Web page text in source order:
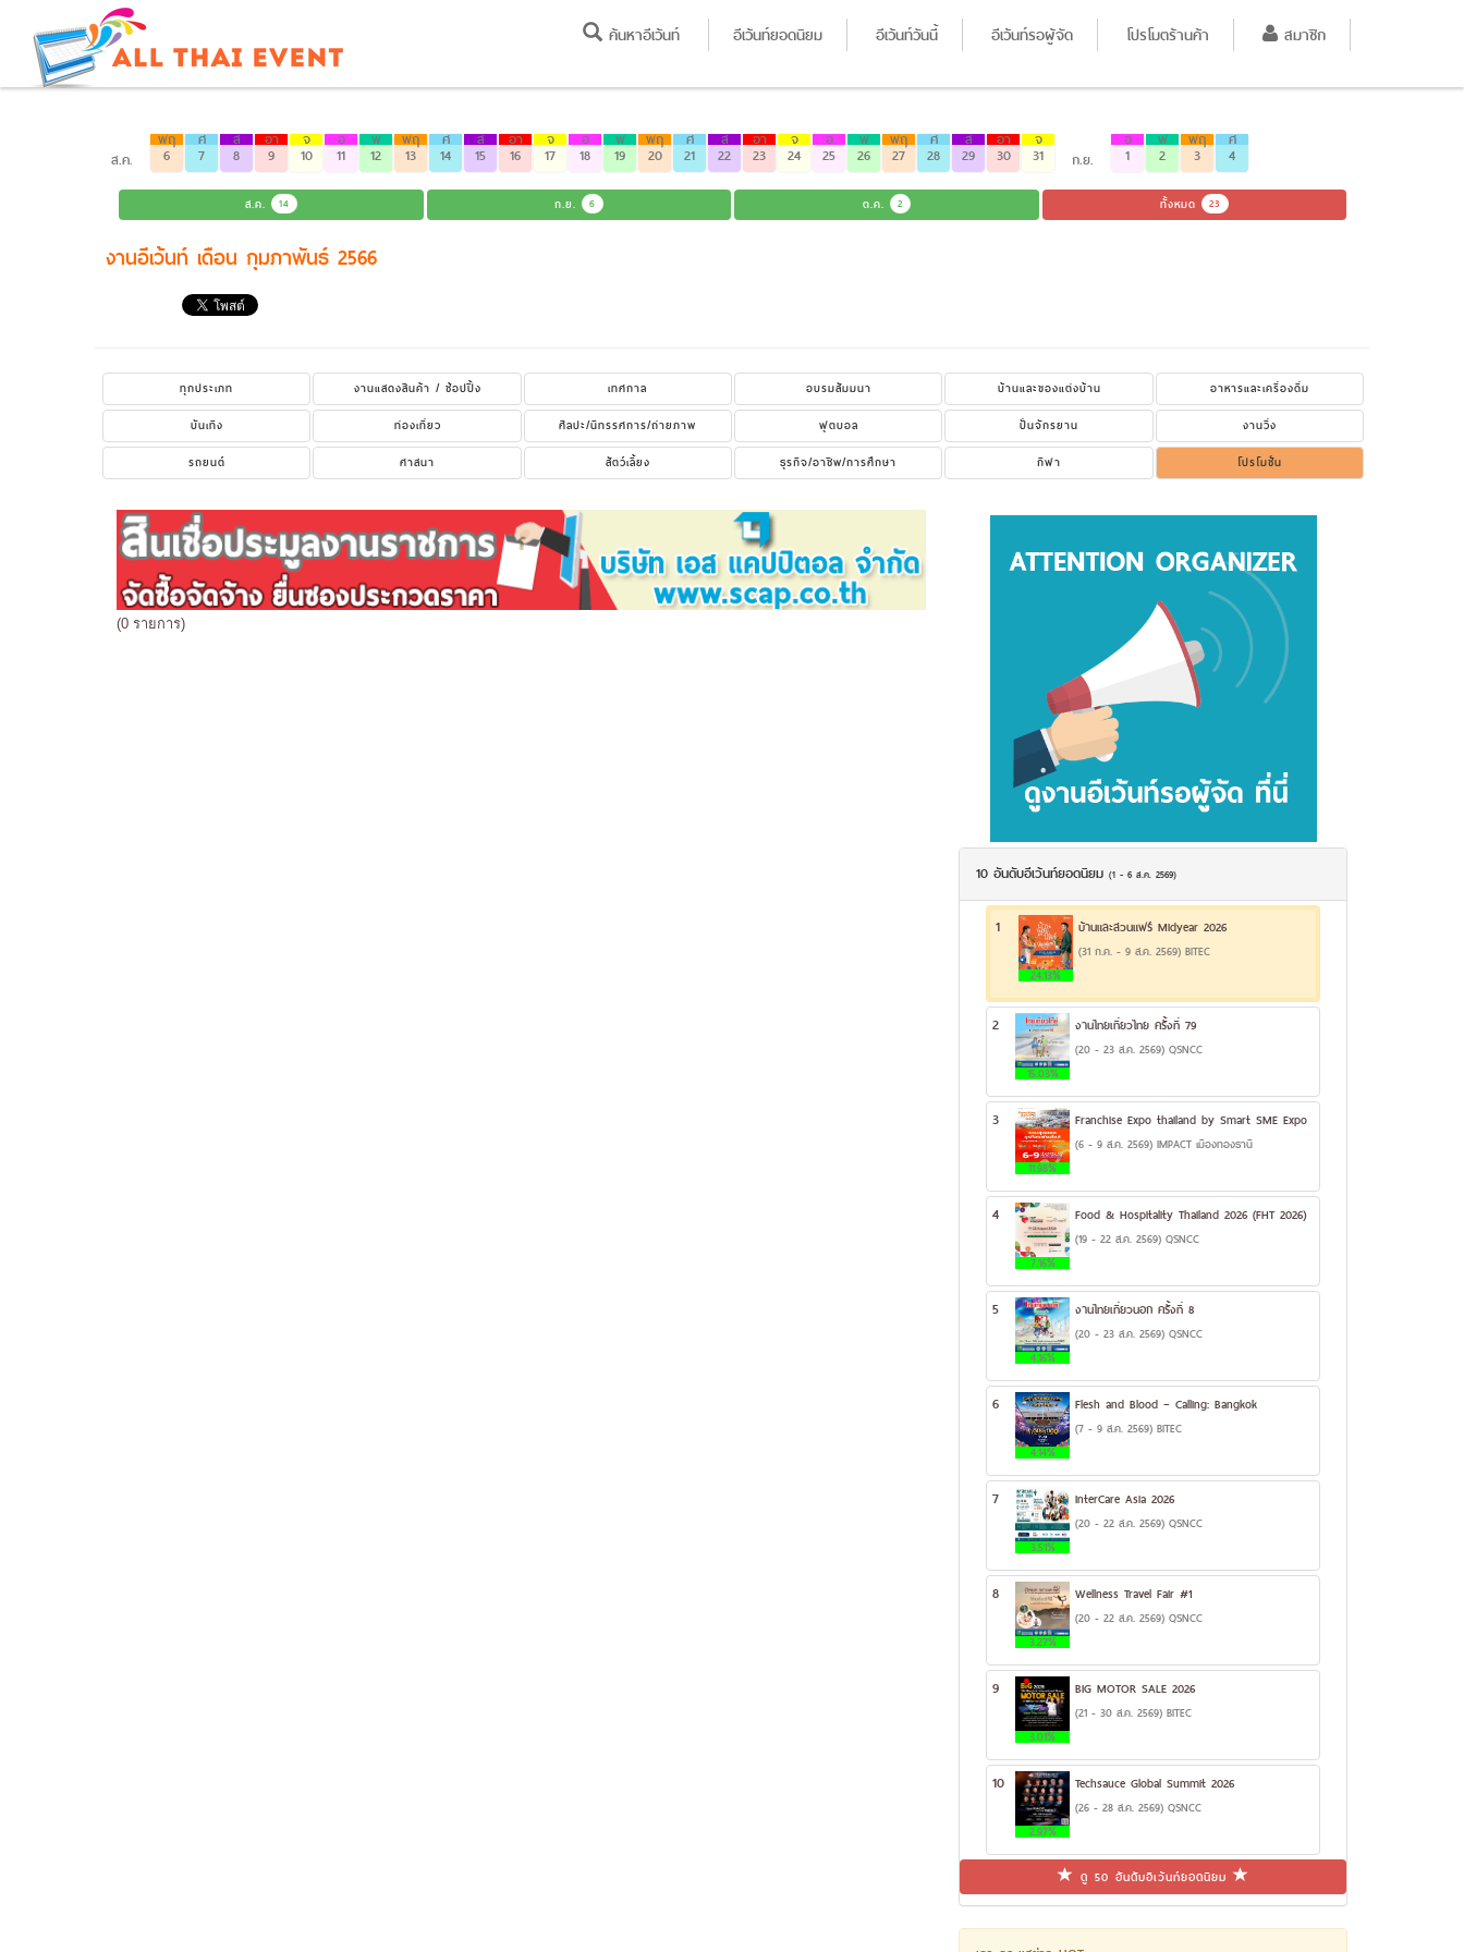
ค้นหาอีเว้นท์ อีเว้นท์ยอดนิยม อีเว้นท์วันนี้ อีเว้นท์รอผู้จัด โปรโมตร้านค้า สมาชิก
ส.ค.
พฤ
6
ศ
7
ส
8
อา
9
จ
10
อ
11
พ
12
พฤ
13
ศ
14
ส
15
อา
16
จ
17
อ
18
พ
19
พฤ
20
ศ
21
ส
22
อา
23
จ
24
อ
25
พ
26
พฤ
27
ศ
28
ส
29
อา
30
จ
31 ก.ย.
อ
1
พ
2
พฤ
3
ศ
4
ส.ค. 14 ก.ย. 6 ต.ค. 2 ทั้งหมด 23
งานอีเว้นท์ เดือน กุมภาพันธ์ 2566
ทุกประเภท งานแสดงสินค้า / ช้อปปิ้ง เทศกาล อบรมสัมมนา บ้านและของแต่งบ้าน
อาหารและเครื่องดื่ม
บันเทิง
ท่องเที่ยว ศิลปะ/นิทรรศการ/ถ่ายภาพ ฟุตบอล ปั่นจักรยาน
งานวิ่ง
รถยนต์
ศาสนา สัตว์เลี้ยง ธุรกิจ/อาชีพ/การศึกษา กีฬา โปรโมชั่น
(0 รายการ)
10 อันดับอีเว้นท์ยอดนิยม(1 - 6 ส.ค. 2569)
1
24.13%
บ้านและสวนแฟร์ Midyear 2026
(31 ก.ค. - 9 ส.ค. 2569) BITEC
2
15.03%
งานไทยเที่ยวไทย ครั้งที่ 79
(20 - 23 ส.ค. 2569) QSNCC
3
11.98%
Franchise Expo thailand by Smart SME Expo
(6 - 9 ส.ค. 2569) IMPACT เมืองทองธานี
4
7.16%
Food & Hospitality Thailand 2026 (FHT 2026)
(19 - 22 ส.ค. 2569) QSNCC
5
4.16%
งานไทยเที่ยวนอก ครั้งที่ 8
(20 - 23 ส.ค. 2569) QSNCC
6
4.14%
Flesh and Blood – Calling: Bangkok
(7 - 9 ส.ค. 2569) BITEC
7
3.51%
InterCare Asia 2026
(20 - 22 ส.ค. 2569) QSNCC
8
3.27%
Wellness Travel Fair #1
(20 - 22 ส.ค. 2569) QSNCC
9
3.01%
BIG MOTOR SALE 2026
(21 - 30 ส.ค. 2569) BITEC
10
2.97%
Techsauce Global Summit 2026
(26 - 28 ส.ค. 2569) QSNCC
ดู 50 อันดับอีเว้นท์ยอดนิยม